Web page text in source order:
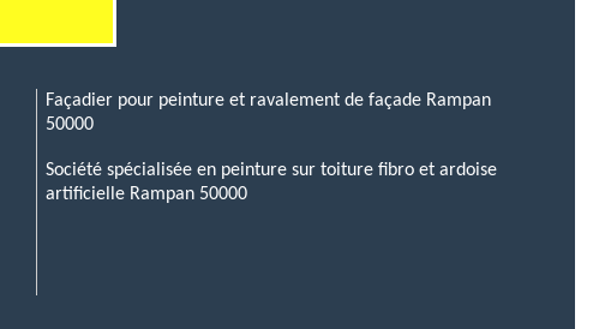
Façadier pour peinture et ravalement de façade Rampan
50000
Société spécialisée en peinture sur toiture fibro et ardoise
artificielle Rampan 50000